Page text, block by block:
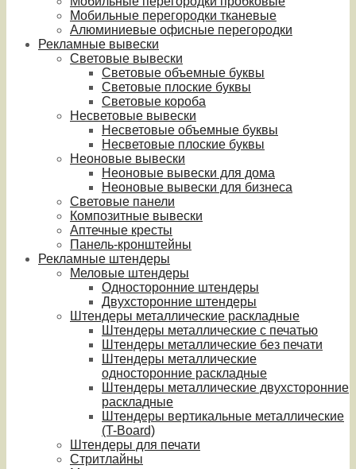
Мобильные перегородки тканевые
Алюминиевые офисные перегородки
Рекламные вывески
Световые вывески
Световые объемные буквы
Световые плоские буквы
Световые короба
Несветовые вывески
Несветовые объемные буквы
Несветовые плоские буквы
Неоновые вывески
Неоновые вывески для дома
Неоновые вывески для бизнеса
Световые панели
Композитные вывески
Аптечные кресты
Панель-кронштейны
Рекламные штендеры
Меловые штендеры
Односторонние штендеры
Двухсторонние штендеры
Штендеры металлические раскладные
Штендеры металлические с печатью
Штендеры металлические без печати
Штендеры металлические
односторонние раскладные
Штендеры металлические двухсторонние
раскладные
Штендеры вертикальные металлические
(T-Board)
Штендеры для печати
Стритлайны